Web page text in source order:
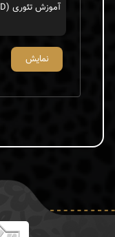
آموزش تئوری (DVD آموزشی)
نمایش